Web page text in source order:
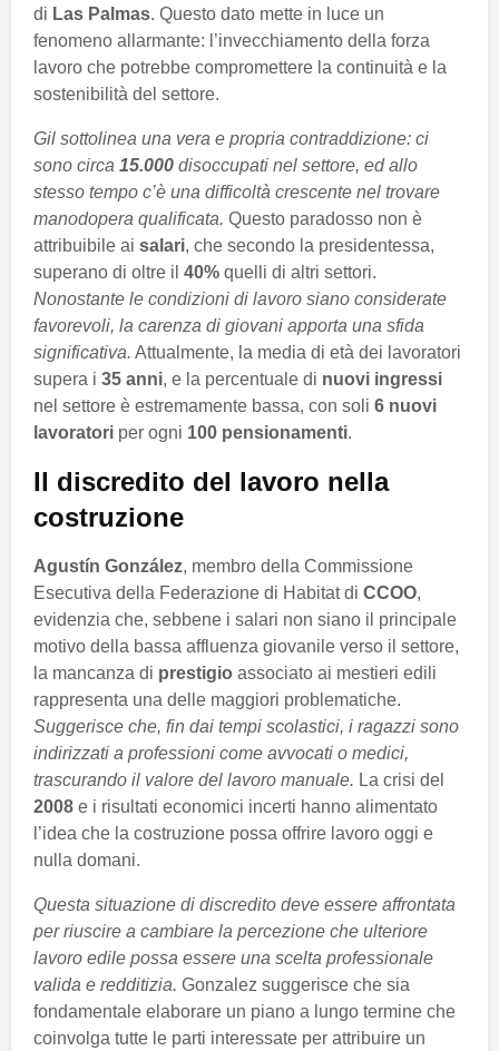
di Las Palmas. Questo dato mette in luce un
fenomeno allarmante: l’invecchiamento della forza
lavoro che potrebbe compromettere la continuità e la
sostenibilità del settore.
Gil sottolinea una vera e propria contraddizione: ci
sono circa 15.000 disoccupati nel settore, ed allo
stesso tempo c’è una difficoltà crescente nel trovare
manodopera qualificata. Questo paradosso non è
attribuibile ai salari, che secondo la presidentessa,
superano di oltre il 40% quelli di altri settori.
Nonostante le condizioni di lavoro siano considerate
favorevoli, la carenza di giovani apporta una sfida
significativa. Attualmente, la media di età dei lavoratori
supera i 35 anni, e la percentuale di nuovi ingressi
nel settore è estremamente bassa, con soli 6 nuovi
lavoratori per ogni 100 pensionamenti.
Il discredito del lavoro nella
costruzione
Agustín González, membro della Commissione
Esecutiva della Federazione di Habitat di CCOO,
evidenzia che, sebbene i salari non siano il principale
motivo della bassa affluenza giovanile verso il settore,
la mancanza di prestigio associato ai mestieri edili
rappresenta una delle maggiori problematiche.
Suggerisce che, fin dai tempi scolastici, i ragazzi sono
indirizzati a professioni come avvocati o medici,
trascurando il valore del lavoro manuale. La crisi del
2008 e i risultati economici incerti hanno alimentato
l’idea che la costruzione possa offrire lavoro oggi e
nulla domani.
Questa situazione di discredito deve essere affrontata
per riuscire a cambiare la percezione che ulteriore
lavoro edile possa essere una scelta professionale
valida e redditizia. Gonzalez suggerisce che sia
fondamentale elaborare un piano a lungo termine che
coinvolga tutte le parti interessate per attribuire un